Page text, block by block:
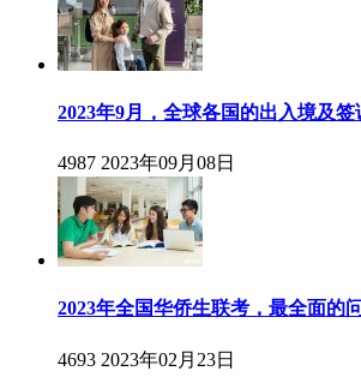
2023年9月，全球各国的出入境及签
4987 2023年09月08日
2023年全国华侨生联考，最全面的
4693 2023年02月23日